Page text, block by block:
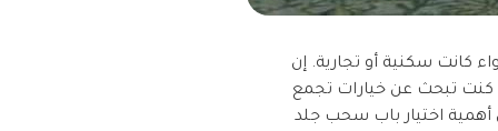
كانت سكنية أو تجارية. إن
كنت تبحث عن خيارات تجمع
اختيار باب سحب جلد